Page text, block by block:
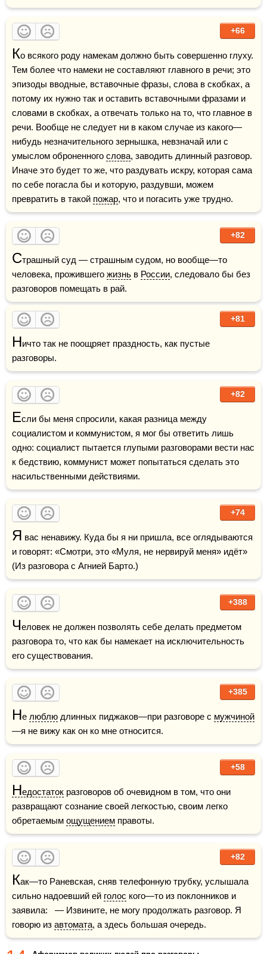
+66
Ко всякого роду намекам должно быть совершенно глуху.
Тем более что намеки не составляют главного в речи; это
эпизоды вводные, вставочные фразы, слова в скобках, а
потому их нужно так и оставить вставочными фразами и
словами в скобках, а отвечать только на то, что главное в
речи. Вообще не следует ни в каком случае из какого—
нибудь незначительного зернышка, невзначай или с
умыслом оброненного слова, заводить длинный разговор.
Иначе это будет то же, что раздувать искру, которая сама
по себе погасла бы и которую, раздувши, можем
превратить в такой пожар, что и погасить уже трудно.
+82
Страшный суд — страшным судом, но вообще—то
человека, прожившего жизнь в России, следовало бы без
разговоров помещать в рай.
+81
Ничто так не поощряет праздность, как пустые
разговоры.
+82
Если бы меня спросили, какая разница между
социалистом и коммунистом, я мог бы ответить лишь
одно: социалист пытается глупыми разговорами вести нас
к бедствию, коммунист может попытаться сделать это
насильственными действиями.
+74
Я вас ненавижу. Куда бы я ни пришла, все оглядываются
и говорят: «Смотри, это «Муля, не нервируй меня» идёт»
(Из разговора с Агнией Барто.)
+388
Человек не должен позволять себе делать предметом
разговора то, что как бы намекает на исключительность
его существования.
+385
Не люблю длинных пиджаков—при разговоре с мужчиной
—я не вижу как он ко мне относится.
+58
Недостаток разговоров об очевидном в том, что они
развращают сознание своей легкостью, своим легко
обретаемым ощущением правоты.
+82
Как—то Раневская, сняв телефонную трубку, услышала
сильно надоевший ей голос кого—то из поклонников и
заявила:   — Извините, не могу продолжать разговор. Я
говорю из автомата, а здесь большая очередь.